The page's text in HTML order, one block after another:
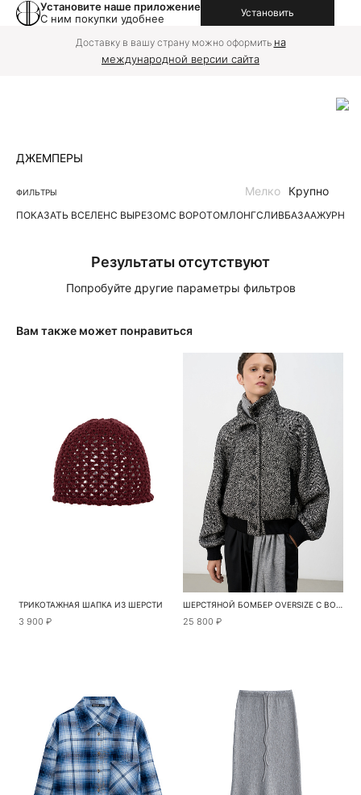
Установите наше приложение
С ним покупки удобнее
Установить
Доставку в вашу страну можно оформить на
международной версии сайта
ДЖЕМПЕРЫ
ФИЛЬТРЫ
ПОКАЗАТЬ ВСЕЛЕНС ВЫРЕЗОМС ВОРОТОМЛОНГСЛИВБАЗААЖУРНЫЕ
Мелко Крупно
Результаты отсутствуют
Попробуйте другие параметры фильтров
Вам также может понравиться
ТРИКОТАЖНАЯ ШАПКА ИЗ ШЕРСТИ
3 900 ₽
ШЕРСТЯНОЙ БОМБЕР OVERSIZE С ВОРОТНИКОМ-СТОЙКОЙ
25 800 ₽